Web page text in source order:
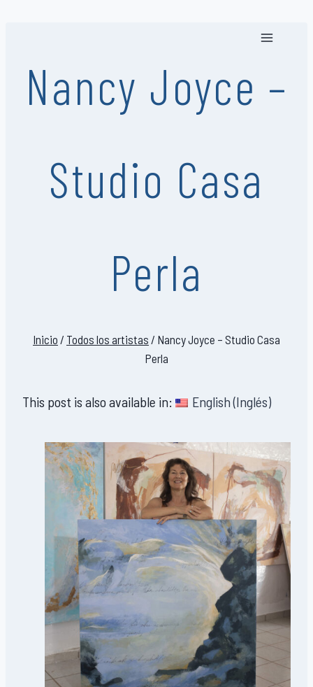
Nancy Joyce –
Studio Casa
Perla
Inicio / Todos los artistas / Nancy Joyce – Studio Casa
Perla
This post is also available in: English(Inglés)